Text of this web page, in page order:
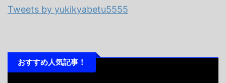
Tweets by yukikyabetu5555
おすすめ人気記事！